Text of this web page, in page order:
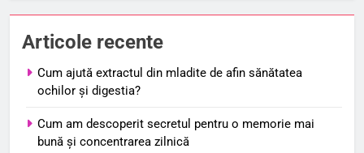
Articole recente
Cum ajută extractul din mladite de afin sănătatea
ochilor și digestia?
Cum am descoperit secretul pentru o memorie mai
bună și concentrarea zilnică